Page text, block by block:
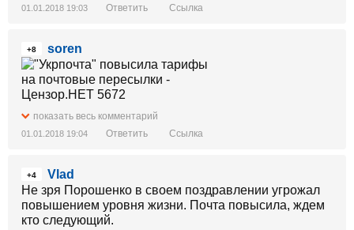
01.01.2018 19:03 Ответить Ссылка
+8 soren
показать весь комментарий
01.01.2018 19:04 Ответить Ссылка
+4
Vlad
Не зря Порошенко в своем поздравлении угрожал
повышением уровня жизни. Почта повысила, ждем
кто следующий.